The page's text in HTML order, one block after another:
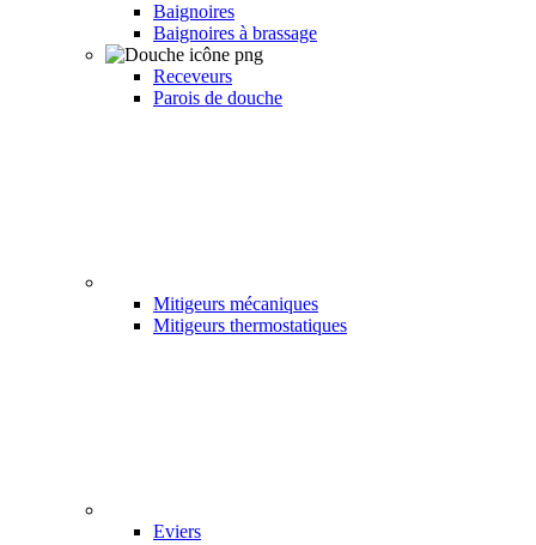
Baignoires
Baignoires à brassage
Receveurs
Parois de douche
Mitigeurs mécaniques
Mitigeurs thermostatiques
Eviers